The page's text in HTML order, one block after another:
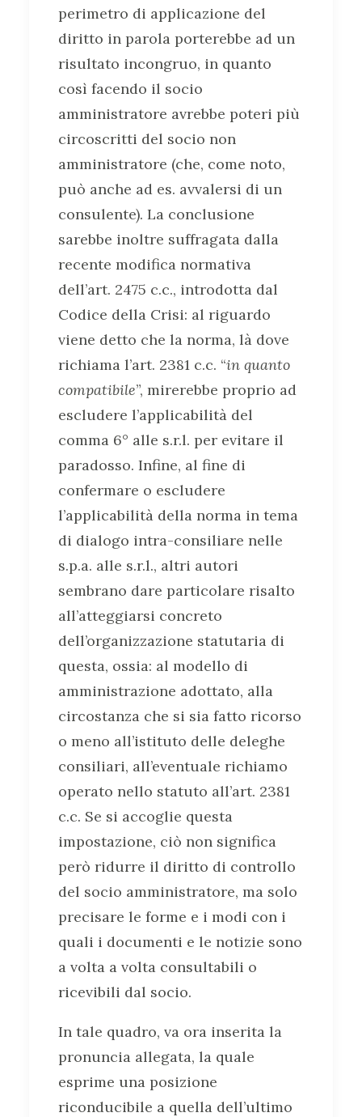
perimetro di applicazione del
diritto in parola porterebbe ad un
risultato incongruo, in quanto
così facendo il socio
amministratore avrebbe poteri più
circoscritti del socio non
amministratore (che, come noto,
può anche ad es. avvalersi di un
consulente). La conclusione
sarebbe inoltre suffragata dalla
recente modifica normativa
dell’art. 2475 c.c., introdotta dal
Codice della Crisi: al riguardo
viene detto che la norma, là dove
richiama l’art. 2381 c.c. “in quanto
compatibile”, mirerebbe proprio ad
escludere l’applicabilità del
comma 6° alle s.r.l. per evitare il
paradosso. Infine, al fine di
confermare o escludere
l’applicabilità della norma in tema
di dialogo intra-consiliare nelle
s.p.a. alle s.r.l., altri autori
sembrano dare particolare risalto
all’atteggiarsi concreto
dell’organizzazione statutaria di
questa, ossia: al modello di
amministrazione adottato, alla
circostanza che si sia fatto ricorso
o meno all’istituto delle deleghe
consiliari, all’eventuale richiamo
operato nello statuto all’art. 2381
c.c. Se si accoglie questa
impostazione, ciò non significa
però ridurre il diritto di controllo
del socio amministratore, ma solo
precisare le forme e i modi con i
quali i documenti e le notizie sono
a volta a volta consultabili o
ricevibili dal socio.
In tale quadro, va ora inserita la
pronuncia allegata, la quale
esprime una posizione
riconducibile a quella dell’ultimo